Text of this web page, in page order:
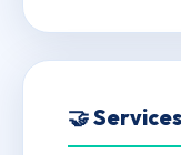
🤝